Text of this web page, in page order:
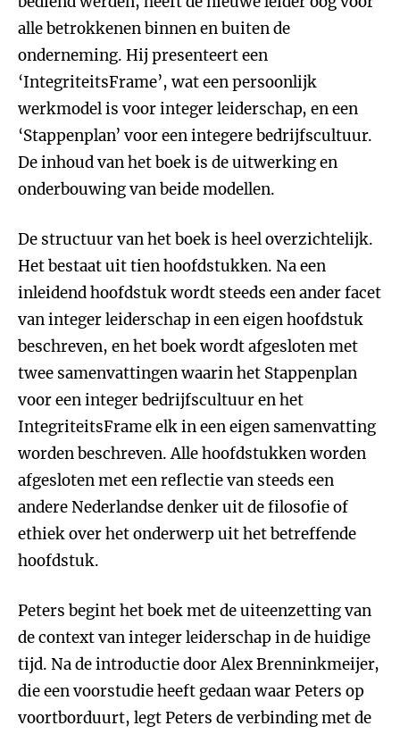
alle betrokkenen binnen en buiten de
onderneming. Hij presenteert een
‘IntegriteitsFrame’, wat een persoonlijk
werkmodel is voor integer leiderschap, en een
‘Stappenplan’ voor een integere bedrijfscultuur.
De inhoud van het boek is de uitwerking en
onderbouwing van beide modellen.
De structuur van het boek is heel overzichtelijk.
Het bestaat uit tien hoofdstukken. Na een
inleidend hoofdstuk wordt steeds een ander facet
van integer leiderschap in een eigen hoofdstuk
beschreven, en het boek wordt afgesloten met
twee samenvattingen waarin het Stappenplan
voor een integer bedrijfscultuur en het
IntegriteitsFrame elk in een eigen samenvatting
worden beschreven. Alle hoofdstukken worden
afgesloten met een reflectie van steeds een
andere Nederlandse denker uit de filosofie of
ethiek over het onderwerp uit het betreffende
hoofdstuk.
Peters begint het boek met de uiteenzetting van
de context van integer leiderschap in de huidige
tijd. Na de introductie door Alex Brenninkmeijer,
die een voorstudie heeft gedaan waar Peters op
voortborduurt, legt Peters de verbinding met de